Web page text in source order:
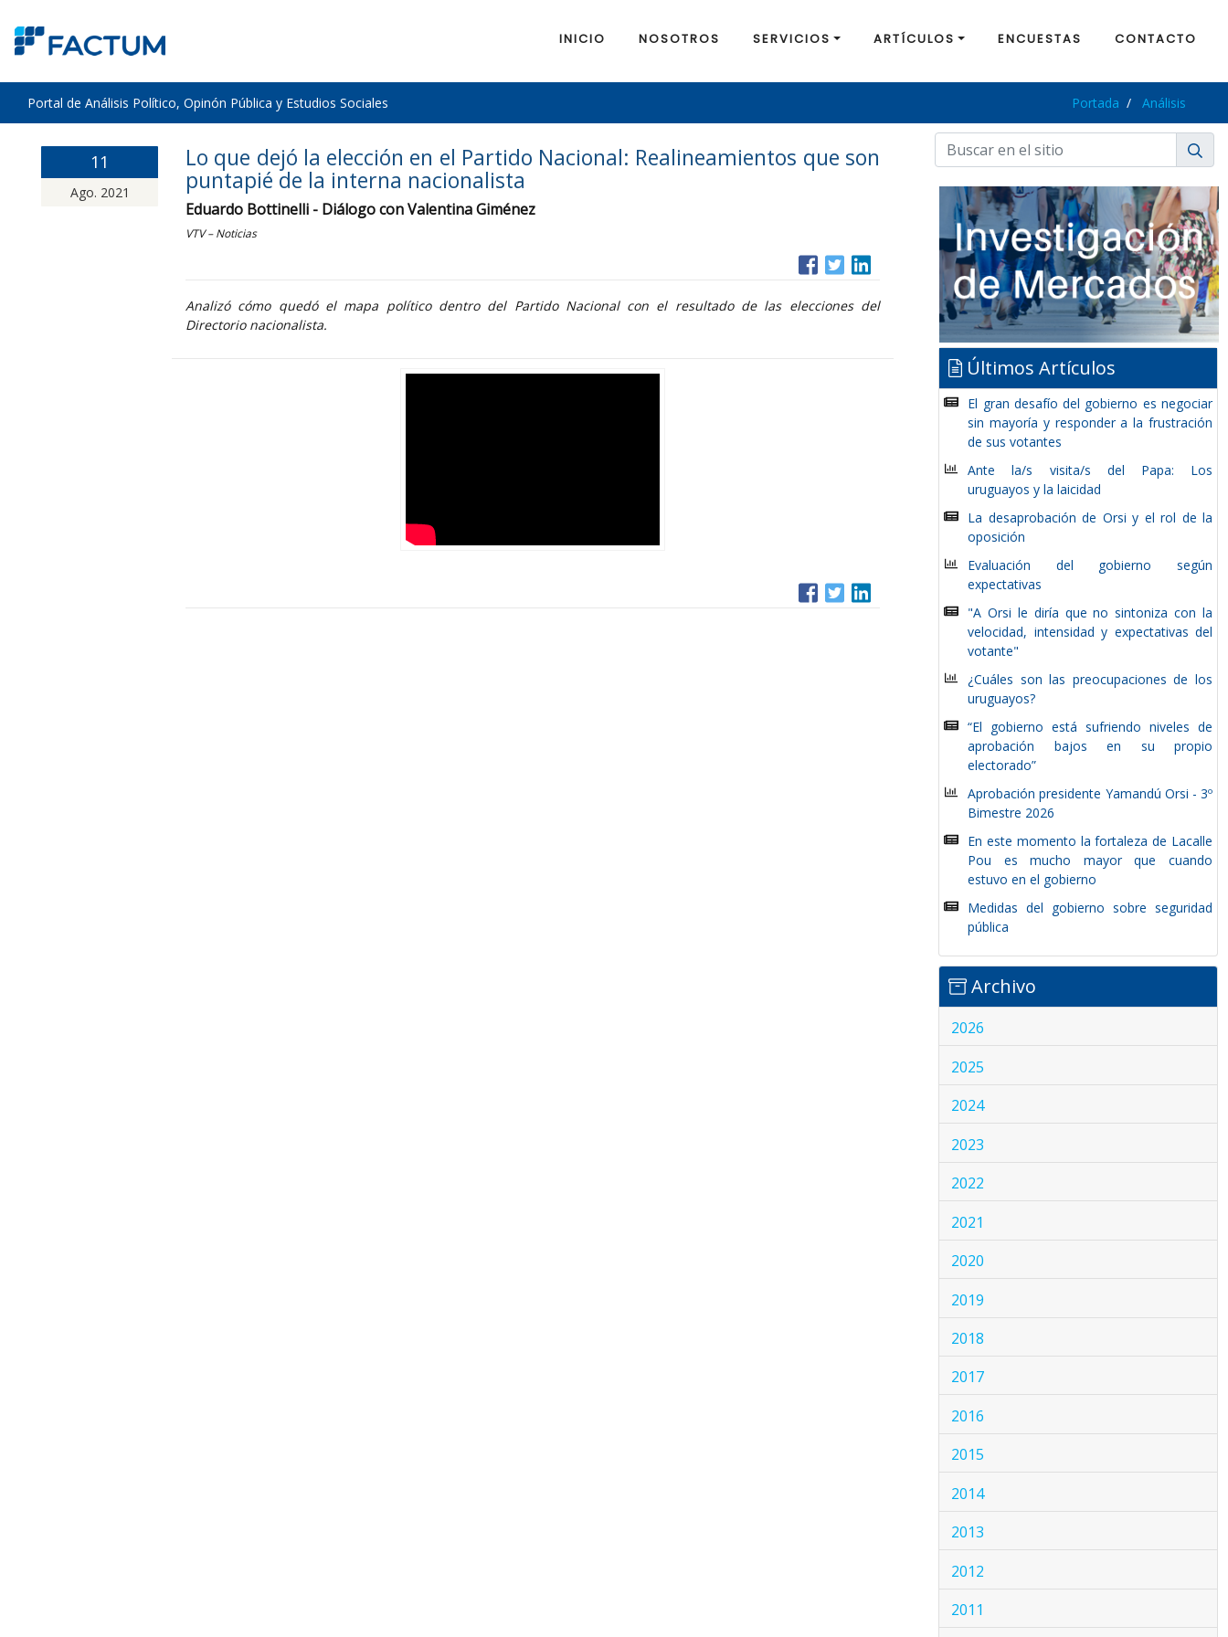
INICIO NOSOTROS SERVICIOS ARTÍCULOS ENCUESTAS CONTACTO
Portal de Análisis Político, Opinón Pública y Estudios Sociales Portada Análisis
11
Ago. 2021
Lo que dejó la elección en el Partido Nacional: Realineamientos que son
puntapié de la interna nacionalista
Eduardo Bottinelli - Diálogo con Valentina Giménez
VTV – Noticias
Analizó cómo quedó el mapa político dentro del Partido Nacional con el resultado de las elecciones del
Directorio nacionalista.
Últimos Artículos
El gran desafío del gobierno es negociar
sin mayoría y responder a la frustración
de sus votantes
Ante la/s visita/s del Papa: Los
uruguayos y la laicidad
La desaprobación de Orsi y el rol de la
oposición
Evaluación del gobierno según
expectativas
"A Orsi le diría que no sintoniza con la
velocidad, intensidad y expectativas del
votante"
¿Cuáles son las preocupaciones de los
uruguayos?
“El gobierno está sufriendo niveles de
aprobación bajos en su propio
electorado”
Aprobación presidente Yamandú Orsi - 3º
Bimestre 2026
En este momento la fortaleza de Lacalle
Pou es mucho mayor que cuando
estuvo en el gobierno
Medidas del gobierno sobre seguridad
pública
Archivo
2026
2025
2024
2023
2022
2021
2020
2019
2018
2017
2016
2015
2014
2013
2012
2011